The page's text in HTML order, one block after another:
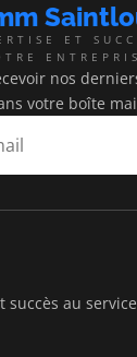
ET
nos
votre boîte
succès au